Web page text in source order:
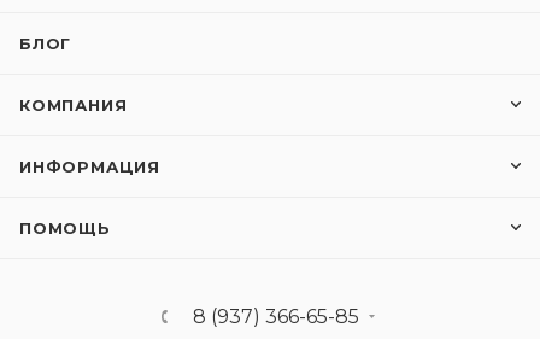
БЛОГ
КОМПАНИЯ
ИНФОРМАЦИЯ
ПОМОЩЬ
8 (937) 366-65-85